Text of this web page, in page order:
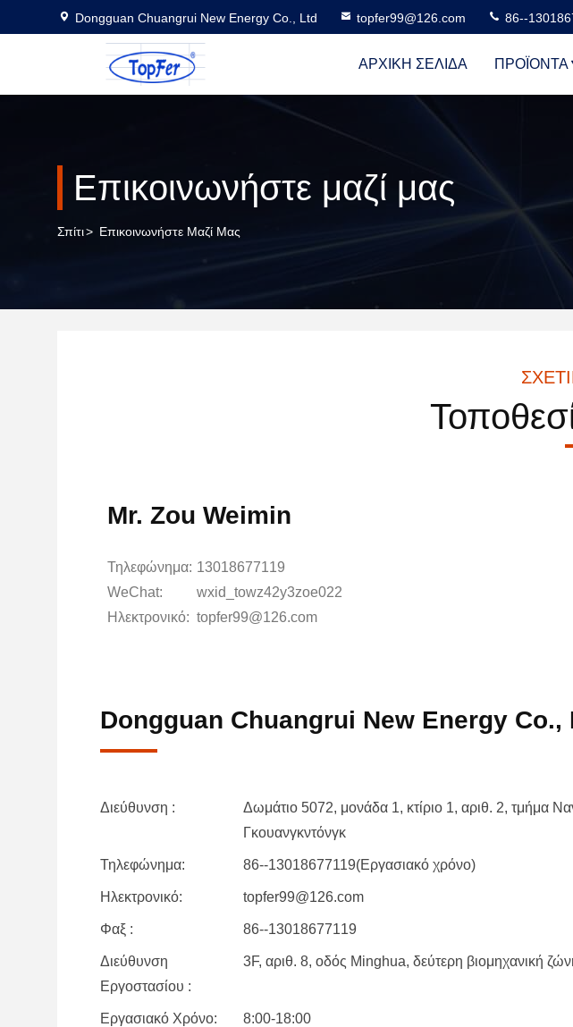
Dongguan Chuangrui New Energy Co., Ltd topfer99@126.com 86--
ΑΡΧΙΚΉ ΣΕΛΊΔΑ ΠΡΟΪΌΝΤΑ
Επικοινωνήστε μαζί μας
Σπίτι> Επικοινωνήστε Μαζί Μας
Mr. Zou Weimin
Τηλεφώνημα: 13018677119
WeChat:
wxid_towz42y3zoe022
Ηλεκτρονικό: topfer99@126.com
Dongguan Chuangrui New Energy Co.,
Διεύθυνση :
Δωμάτιο 5072, μονάδα 1, κτίριο 1, αριθ. 2, τμήμα
Γκουανγκντόνγκ
Τηλεφώνημα: 86--13018677119(Εργασιακό χρόνο)
Ηλεκτρονικό: topfer99@126.com
Φαξ : 86--13018677119
Διεύθυνση
Εργοστασίου :
3F, αριθ. 8, οδός Minghua, δεύτερη βιομηχανική
Εργασιακό Χρόνο: 8:00-18:00